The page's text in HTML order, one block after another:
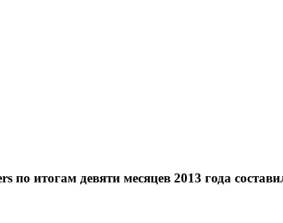
итогам девяти месяцев 2013 года